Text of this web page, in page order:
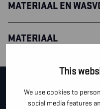
This
We use cookies to
social media features
MATERIAAL EN
MATERIAAL
CONTACTEER